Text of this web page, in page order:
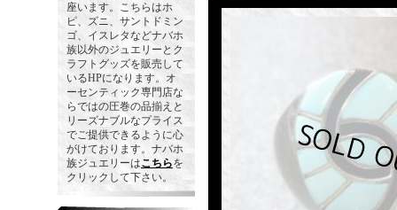
座います。こちらはホ
ピ、ズニ、サントドミン
ゴ、イスレタなどナバホ
族以外のジュエリーとク
ラフトグッズを販売して
いるHPになります。オ
ーセンティック専門店な
らではの圧巻の品揃えと
リーズナブルなプライス
でご提供できるように心
がけております。ナバホ
族ジュエリーはこちらを
クリックして下さい。